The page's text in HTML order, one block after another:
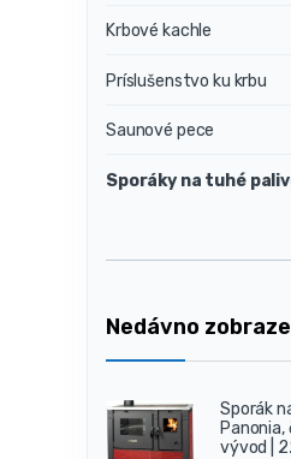
Krbové kachle
Príslušenstvo ku krbu
Saunové pece
Sporáky na tuhé
Nedávno
Sporák
vývod |